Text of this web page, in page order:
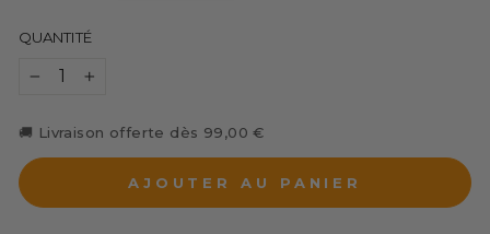
QUANTITÉ
🚚 Livraison offerte dès 99,00 €
AJOUTER AU PANIER